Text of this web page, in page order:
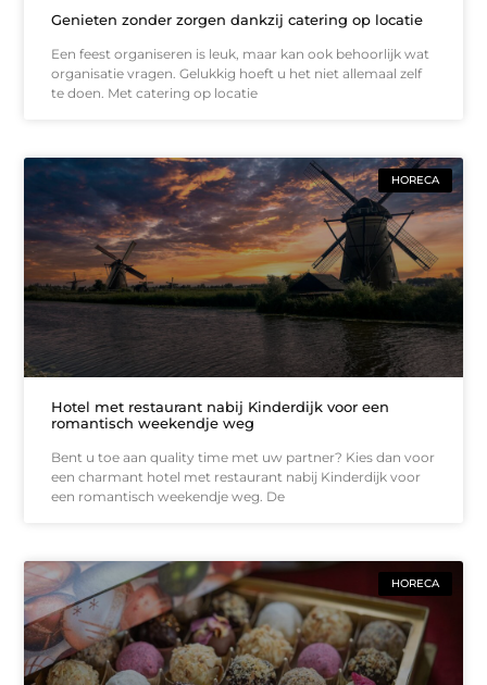
Genieten zonder zorgen dankzij catering op locatie
Een feest organiseren is leuk, maar kan ook behoorlijk wat
organisatie vragen. Gelukkig hoeft u het niet allemaal zelf
te doen. Met catering op locatie
HORECA
Hotel met restaurant nabij Kinderdijk voor een
romantisch weekendje weg
Bent u toe aan quality time met uw partner? Kies dan voor
een charmant hotel met restaurant nabij Kinderdijk voor
een romantisch weekendje weg. De
HORECA